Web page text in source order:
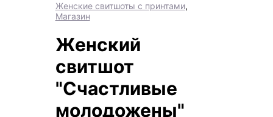
Женские свитшоты с принтами,
Магазин
Женский
свитшот
"Счастливые
молодожены"